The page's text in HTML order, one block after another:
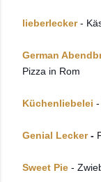
lieberlecker-
German
Pizza in Rom
Küchenliebelei
Genial Lecker-
Sweet Pie -